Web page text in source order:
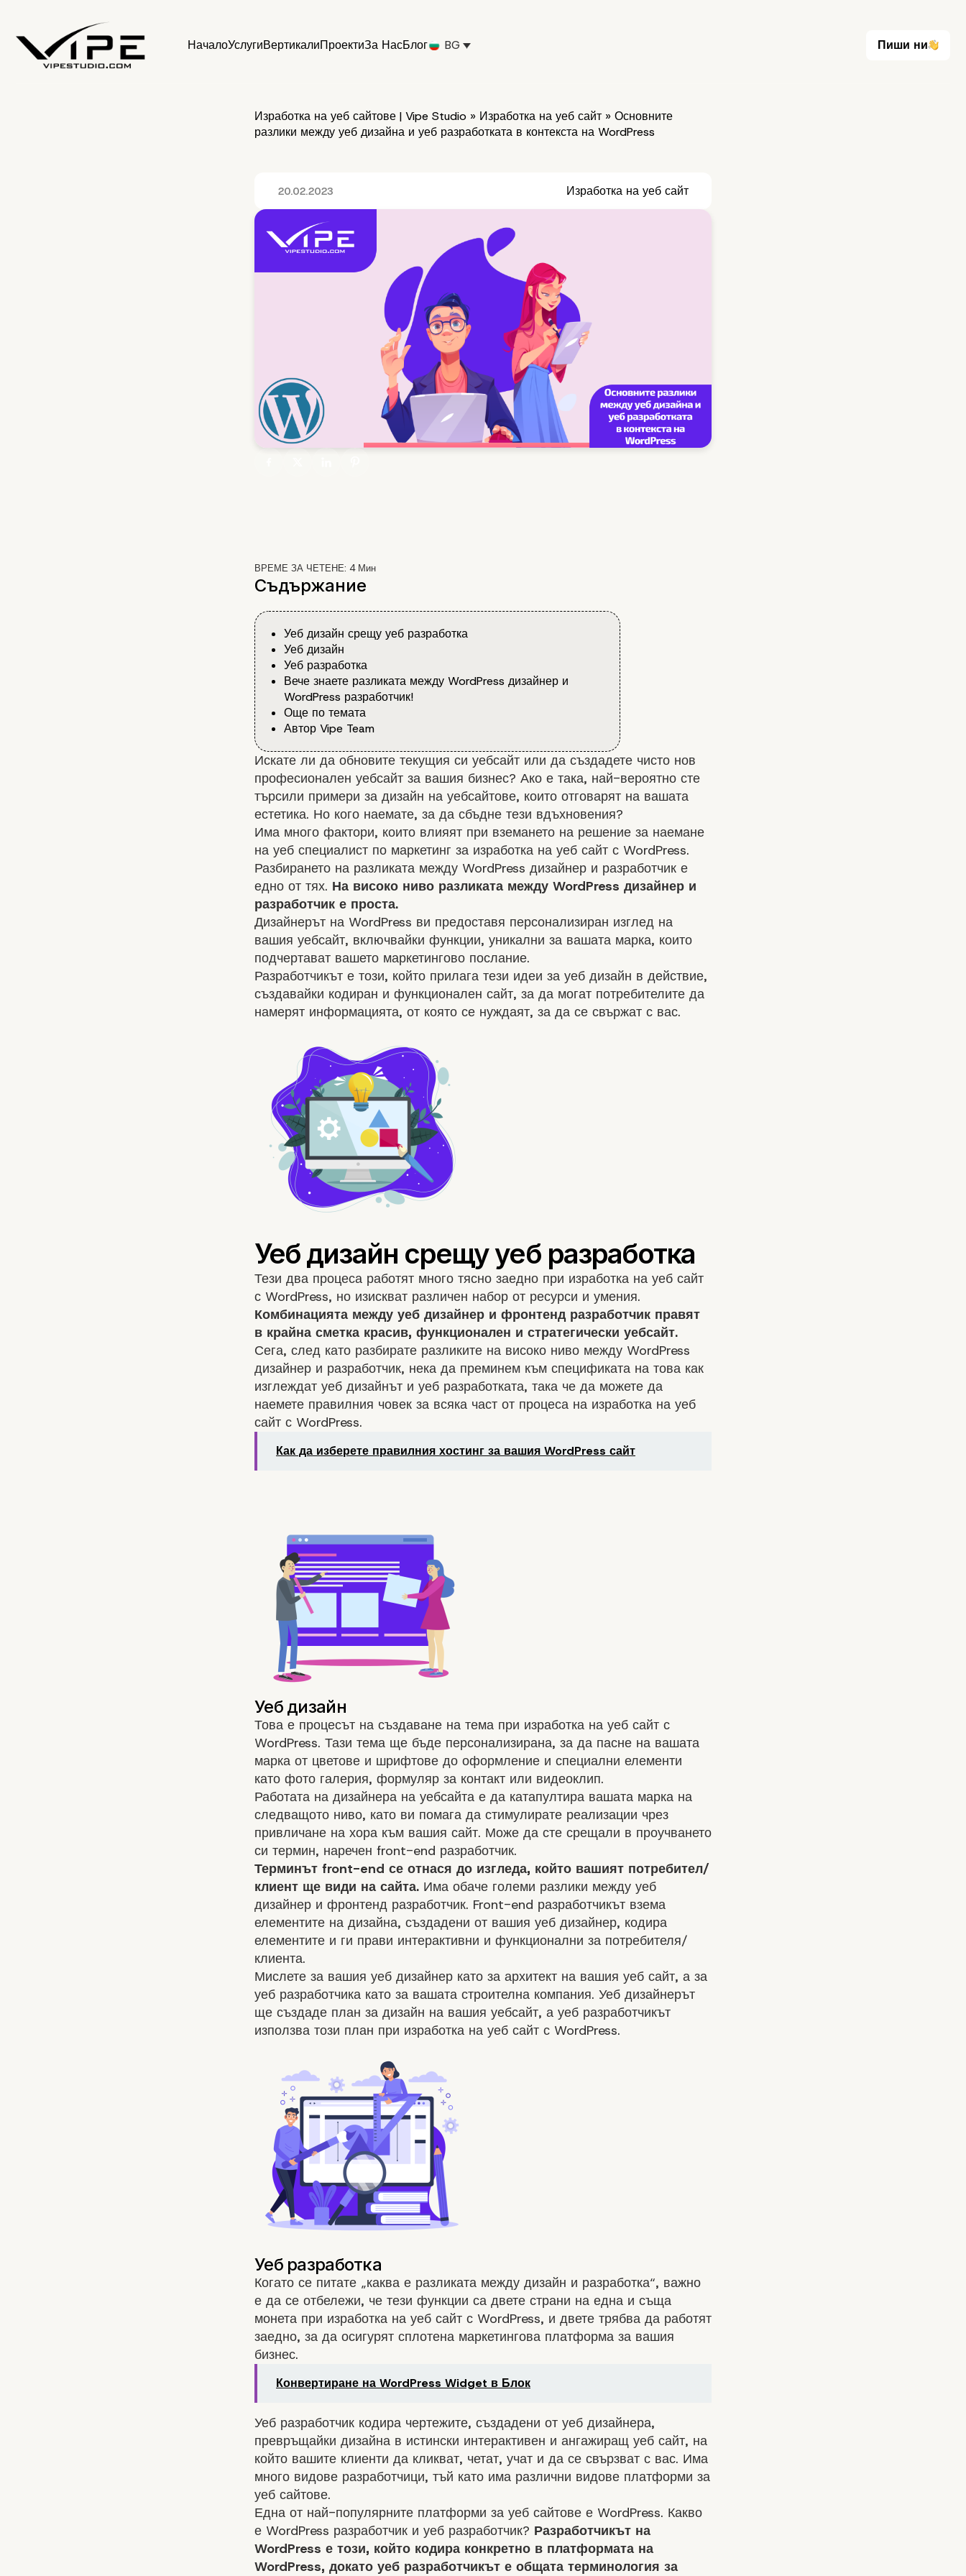
НачалоУслугиВертикалиПроектиЗа НасБлог BG
Пиши ни
Изработка на уеб сайтове | Vipe Studio » Изработка на уеб сайт » Основните
разлики между уеб дизайна и уеб разработката в контекста на WordPress
20.02.2023 Изработка на уеб сайт
ВРЕМЕ ЗА ЧЕТЕНЕ: 4Мин
Съдържание
Уеб дизайн срещу уеб разработка
Уеб дизайн
Уеб разработка
Вече знаете разликата между WordPress дизайнер и
WordPress разработчик!
Още по темата
Автор Vipe Team
Искате ли да обновите текущия си уебсайт или да създадете чисто нов
професионален уебсайт за вашия бизнес? Ако е така, най-вероятно сте
търсили примери за дизайн на уебсайтове, които отговарят на вашата
естетика. Но кого наемате, за да сбъдне тези вдъхновения?
Има много фактори, които влияят при вземането на решение за наемане
на уеб специалист по маркетинг за изработка на уеб сайт с WordPress.
Разбирането на разликата между WordPress дизайнер и разработчик е
едно от тях. На високо ниво разликата между WordPress дизайнер и
разработчик е проста.
Дизайнерът на WordPress ви предоставя персонализиран изглед на
вашия уебсайт, включвайки функции, уникални за вашата марка, които
подчертават вашето маркетингово послание.
Разработчикът е този, който прилага тези идеи за уеб дизайн в действие,
създавайки кодиран и функционален сайт, за да могат потребителите да
намерят информацията, от която се нуждаят, за да се свържат с вас.
Тези два процеса работят много тясно заедно при изработка на уеб сайт
с WordPress, но изискват различен набор от ресурси и умения.
Комбинацията между уеб дизайнер и фронтенд разработчик правят
в крайна сметка красив, функционален и стратегически уебсайт.
Сега, след като разбирате разликите на високо ниво между WordPress
дизайнер и разработчик, нека да преминем към спецификата на това как
изглеждат уеб дизайнът и уеб разработката, така че да можете да
наемете правилния човек за всяка част от процеса на изработка на уеб
сайт с WordPress.
Как да изберете правилния хостинг за вашия WordPress сайт
Това е процесът на създаване на тема при изработка на уеб сайт с
WordPress. Тази тема ще бъде персонализирана, за да пасне на вашата
марка от цветове и шрифтове до оформление и специални елементи
като фото галерия, формуляр за контакт или видеоклип.
Работата на дизайнера на уебсайта е да катапултира вашата марка на
следващото ниво, като ви помага да стимулирате реализации чрез
привличане на хора към вашия сайт. Може да сте срещали в проучването
си термин, наречен front-end разработчик.
Терминът front-end се отнася до изгледа, който вашият потребител/
клиент ще види на сайта. Има обаче големи разлики между уеб
дизайнер и фронтенд разработчик. Front-end разработчикът взема
елементите на дизайна, създадени от вашия уеб дизайнер, кодира
елементите и ги прави интерактивни и функционални за потребителя/
клиента.
Мислете за вашия уеб дизайнер като за архитект на вашия уеб сайт, а за
уеб разработчика като за вашата строителна компания. Уеб дизайнерът
ще създаде план за дизайн на вашия уебсайт, а уеб разработчикът
използва този план при изработка на уеб сайт с WordPress.
Когато се питате „каква е разликата между дизайн и разработка“, важно
е да се отбележи, че тези функции са двете страни на една и съща
монета при изработка на уеб сайт с WordPress, и двете трябва да работят
заедно, за да осигурят сплотена маркетингова платформа за вашия
бизнес.
Конвертиране на WordPress Widget в Блок
Уеб разработчик кодира чертежите, създадени от уеб дизайнера,
превръщайки дизайна в истински интерактивен и ангажиращ уеб сайт, на
който вашите клиенти да кликват, четат, учат и да се свързват с вас. Има
много видове разработчици, тъй като има различни видове платформи за
уеб сайтове.
Една от най-популярните платформи за уеб сайтове е WordPress. Какво
е WordPress разработчик и уеб разработчик? Разработчикът на
WordPress е този, който кодира конкретно в платформата на
WordPress, докато уеб разработчикът е общата терминология за